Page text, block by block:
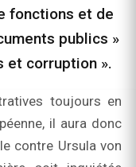
fonctions et de
publics »
et corruption ».
toujours en
il aura donc
contre Ursula von